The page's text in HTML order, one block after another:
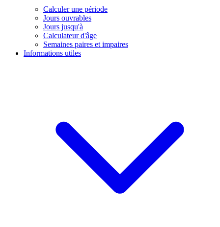
Calculer une période
Jours ouvrables
Jours jusqu'à
Calculateur d'âge
Semaines paires et impaires
Informations utiles